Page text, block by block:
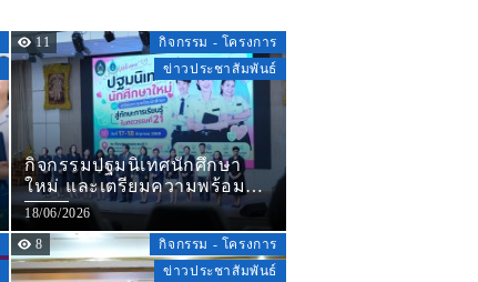
11
กิจกรรม - โครงการ
ข่าวประชาสัมพันธ์
กิจกรรมปฐมนิเทศนักศึกษา
ใหม่ และเตรียมความพร้อม
นักศึกษาสู่ทักษะการเรียนรู้ใน
ศตวรรษที่ 21 คณะพยาบาล
ศาสตร์มหาวิทยาลัยราชภัฏ
ชัยภูมิ ปีการศึกษา 2569
18/06/2026
8
กิจกรรม - โครงการ
ข่าวประชาสัมพันธ์